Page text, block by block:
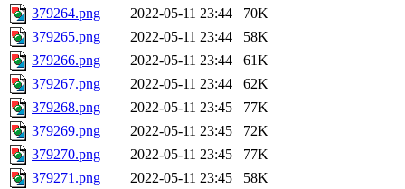
379264.png
2022-05-11 23:44
70K
379265.png
2022-05-11 23:44
58K
379266.png
2022-05-11 23:44
61K
379267.png
2022-05-11 23:44
62K
379268.png
2022-05-11 23:45
77K
379269.png
2022-05-11 23:45
72K
379270.png
2022-05-11 23:45
77K
379271.png
2022-05-11 23:45
58K